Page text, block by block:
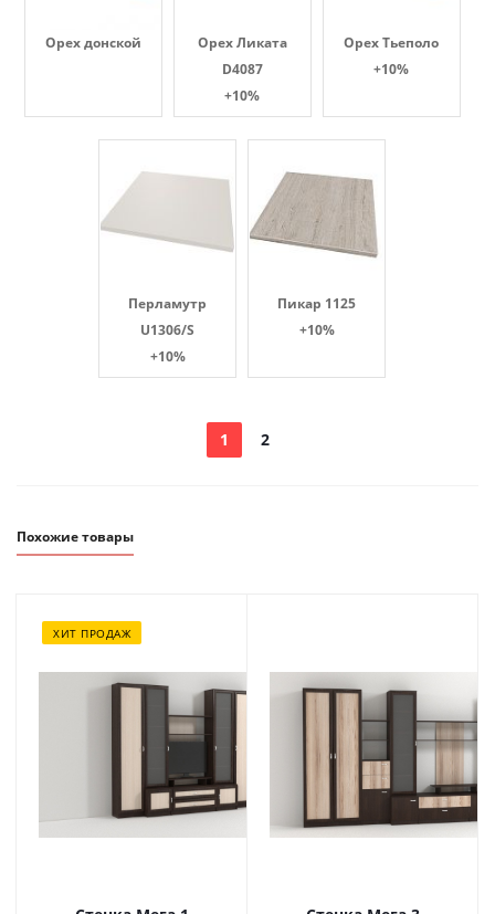
Орех донской
Орех Ликата
D4087
+10%
Орех Тьеполо
+10%
Перламутр
U1306/S
+10%
Пикар 1125
+10%
1 2
Похожие товары
ХИТ ПРОДАЖ